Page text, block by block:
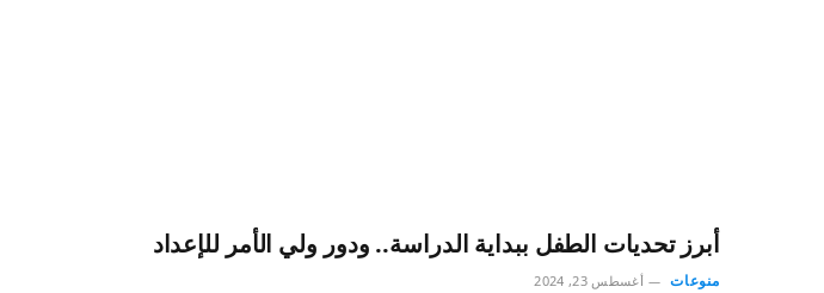
أبرز تحديات الطفل ببداية الدراسة.. ودور ولي الأمر للإعداد
منوعات أغسطس 23, 2024